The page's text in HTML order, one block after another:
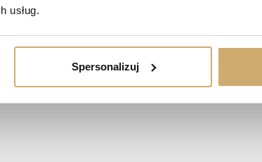
usług.
Spersonalizuj